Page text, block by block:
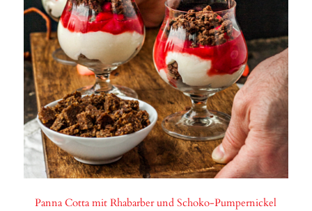
Panna Cotta mit Rhabarber und Schoko-Pumpernickel